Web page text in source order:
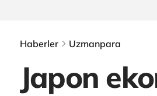
Haberler Uzmanpara
Japon